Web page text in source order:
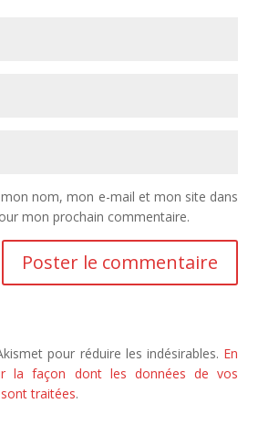
nom, mon e-mail et mon site dans
mon prochain commentaire.
pour réduire les indésirables. En
la façon dont les données de vos
traitées.